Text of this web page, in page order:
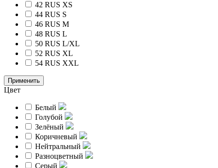
42 RUS XS
44 RUS S
46 RUS M
48 RUS L
50 RUS L/XL
52 RUS XL
54 RUS XXL
Применить
Цвет
Белый
Голубой
Зелёный
Коричневый
Нейтральный
Разноцветный
Серый